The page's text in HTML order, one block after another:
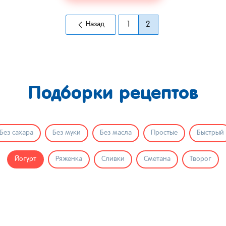
Назад 1 2
Подборки рецептов
Без сахара Без муки Без масла Простые Быстрый
Йогурт Ряженка Сливки Сметана Творог